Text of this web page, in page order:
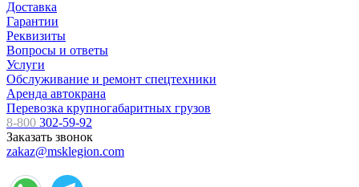
Доставка
Гарантии
Реквизиты
Вопросы и ответы
Услуги
Обслуживание и ремонт спецтехники
Аренда автокрана
Перевозка крупногабаритных грузов
8-800 302-59-92
Заказать звонок
zakaz@msklegion.com